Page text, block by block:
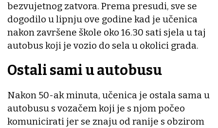
bezvujetnog zatvora. Prema presudi, sve se
dogodilo u lipnju ove godine kad je učenica
nakon završene škole oko 16.30 sati sjela u taj
autobus koji je vozio do sela u okolici grada.
Ostali sami u autobusu
Nakon 50-ak minuta, učenica je ostala sama u
autobusu s vozačem koji je s njom počeo
komunicirati jer se znaju od ranije s obzirom